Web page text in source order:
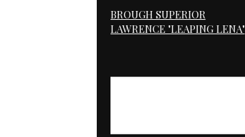
BROUGH SUPERIOR
LAWRENCE "LEAPING LENA"